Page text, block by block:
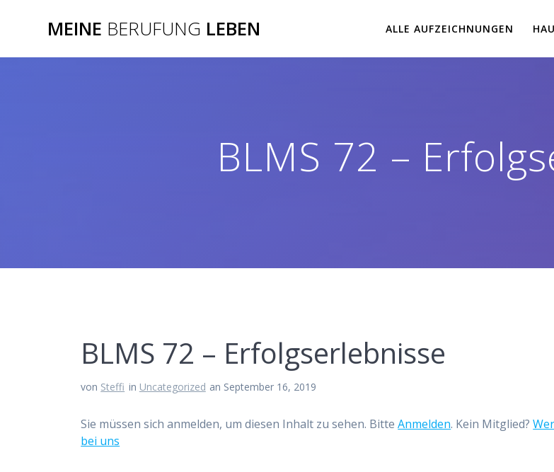
MEINE BERUFUNG LEBEN ALLE AUFZEICHNUNGEN
BLMS 72 –
BLMS 72 – Erfolgserlebnisse
von Steffi in Uncategorized an September 16, 2019
Sie müssen sich anmelden, um diesen Inhalt zu sehen. BitteAnmelden. Kein Mitglied?
bei uns